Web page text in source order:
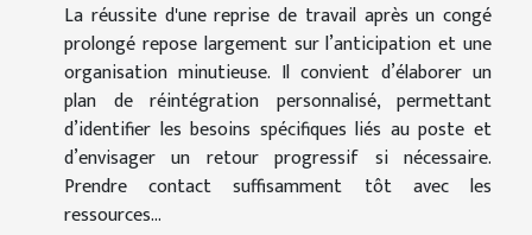
La réussite d'une reprise de travail après un congé
prolongé repose largement sur l’anticipation et une
organisation minutieuse. Il convient d’élaborer un
plan de réintégration personnalisé, permettant
d’identifier les besoins spécifiques liés au poste et
d’envisager un retour progressif si nécessaire.
Prendre contact suffisamment tôt avec les
ressources...